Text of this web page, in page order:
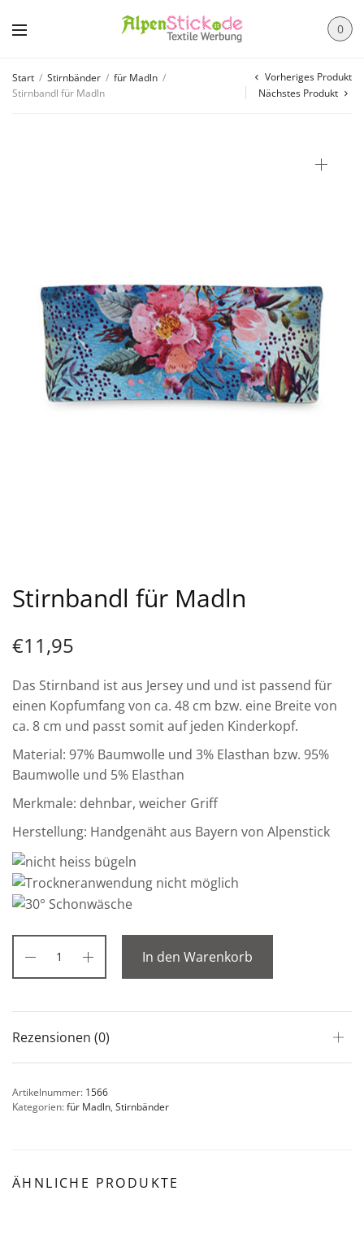
0
Start / Stirnbänder / für Madln /
Stirnbandl für Madln
Vorheriges Produkt
Nächstes Produkt
Stirnbandl für Madln
€11,95
Das Stirnband ist aus Jersey und und ist passend für
einen Kopfumfang von ca. 48 cm bzw. eine Breite von
ca. 8 cm und passt somit auf jeden Kinderkopf.
Material: 97% Baumwolle und 3% Elasthan bzw. 95%
Baumwolle und 5% Elasthan
Merkmale: dehnbar, weicher Griff
Herstellung: Handgenäht aus Bayern von Alpenstick
In den Warenkorb
Rezensionen (0)
Artikelnummer: 1566
Kategorien:für Madln, Stirnbänder
ÄHNLICHE PRODUKTE